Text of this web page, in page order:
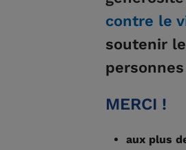
contre le
soutenir
MERCI !
aux plus